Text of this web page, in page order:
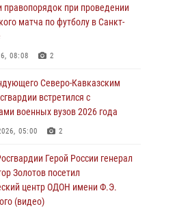
крышу Смольного собора в
(видео)
11:34
11:33
раненых росгвардейцев в
11:18 2
офицеры Росгвардии стали
правопорядок при проведении
матча по футболу в Санкт-
08:08 2
Северо-Кавказским
встретился с
военных вузов 2026 года
05:00 2
Герой России генерал
Золотов посетил
центр ОДОН имени Ф.Э.
(видео)